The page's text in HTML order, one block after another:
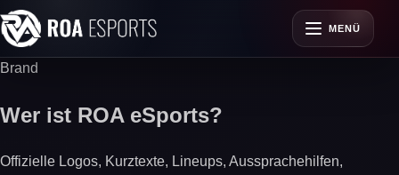
MENÜ
Brand
Wer ist ROA eSports?
Offizielle Logos, Kurztexte, Lineups, Aussprachehilfen,